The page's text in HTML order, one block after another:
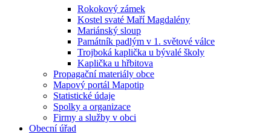
Rokokový zámek
Kostel svaté Maří Magdalény
Mariánský sloup
Památník padlým v 1. světové válce
Trojboká kaplička u bývalé školy
Kaplička u hřbitova
Propagační materiály obce
Mapový portál Mapotip
Statistické údaje
Spolky a organizace
Firmy a služby v obci
Obecní úřad